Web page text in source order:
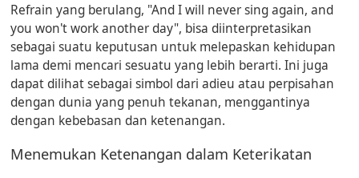
Refrain yang berulang, "And I will never sing again, and
you won't work another day", bisa diinterpretasikan
sebagai suatu keputusan untuk melepaskan kehidupan
lama demi mencari sesuatu yang lebih berarti. Ini juga
dapat dilihat sebagai simbol dari adieu atau perpisahan
dengan dunia yang penuh tekanan, menggantinya
dengan kebebasan dan ketenangan.
Menemukan Ketenangan dalam Keterikatan